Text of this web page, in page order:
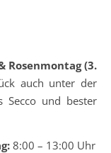
Rosenmontag (3.
auch unter der
und bester
8:00 – 13:00 Uhr